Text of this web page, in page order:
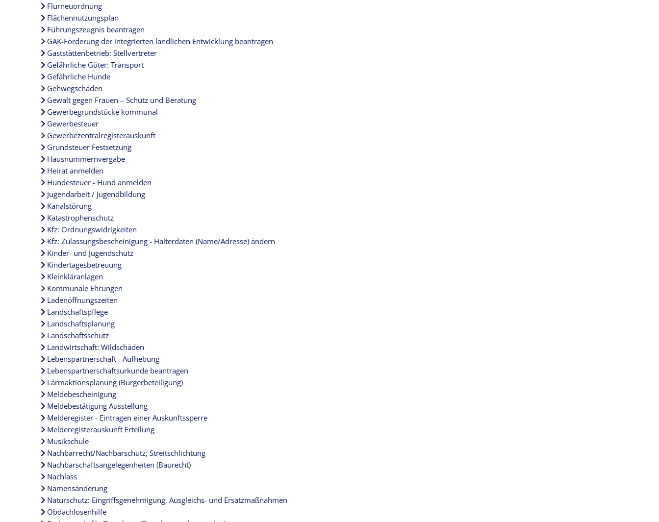
Flurneuordnung
Flächennutzungsplan
Führungszeugnis beantragen
GAK-Förderung der integrierten ländlichen Entwicklung beantragen
Gaststättenbetrieb: Stellvertreter
Gefährliche Güter: Transport
Gefährliche Hunde
Gehwegschäden
Gewalt gegen Frauen – Schutz und Beratung
Gewerbegrundstücke kommunal
Gewerbesteuer
Gewerbezentralregisterauskunft
Grundsteuer Festsetzung
Hausnummernvergabe
Heirat anmelden
Hundesteuer - Hund anmelden
Jugendarbeit / Jugendbildung
Kanalstörung
Katastrophenschutz
Kfz: Ordnungswidrigkeiten
Kfz: Zulassungsbescheinigung - Halterdaten (Name/Adresse) ändern
Kinder- und Jugendschutz
Kindertagesbetreuung
Kleinkläranlagen
Kommunale Ehrungen
Ladenöffnungszeiten
Landschaftspflege
Landschaftsplanung
Landschaftsschutz
Landwirtschaft: Wildschäden
Lebenspartnerschaft - Aufhebung
Lebenspartnerschaftsurkunde beantragen
Lärmaktionsplanung (Bürgerbeteiligung)
Meldebescheinigung
Meldebestätigung Ausstellung
Melderegister - Eintragen einer Auskunftssperre
Melderegisterauskunft Erteilung
Musikschule
Nachbarrecht/Nachbarschutz; Streitschlichtung
Nachbarschaftsangelegenheiten (Baurecht)
Nachlass
Namensänderung
Naturschutz: Eingriffsgenehmigung, Ausgleichs- und Ersatzmaßnahmen
Obdachlosenhilfe